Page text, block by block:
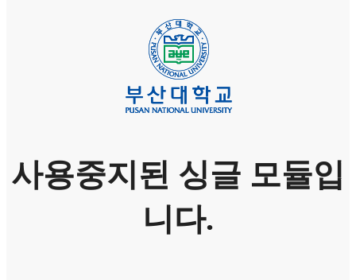
사용중지된 싱글 모듈입
니다.